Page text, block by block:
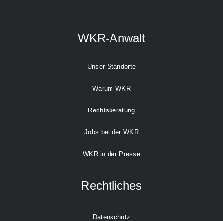
WKR-Anwalt
Unser Standorte
Warum WKR
Rechtsberatung
Jobs bei der WKR
WKR in der Presse
Rechtliches
Datenschutz